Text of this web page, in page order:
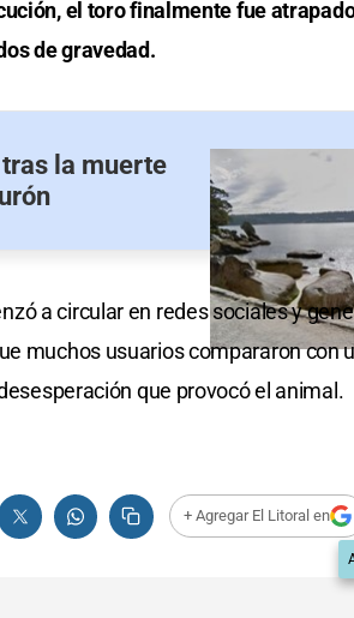
el toro finalmente fue
de gravedad.
la muerte
a circular en redes sociales y
muchos usuarios compararon con
que provocó el animal.
+ Agregar El Litoral en